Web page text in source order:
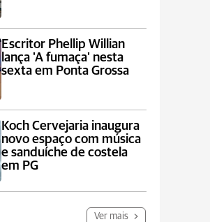
Escritor Phellip Willian
lança 'A fumaça' nesta
sexta em Ponta Grossa
Koch Cervejaria inaugura
novo espaço com música
e sanduíche de costela
em PG
Ver mais